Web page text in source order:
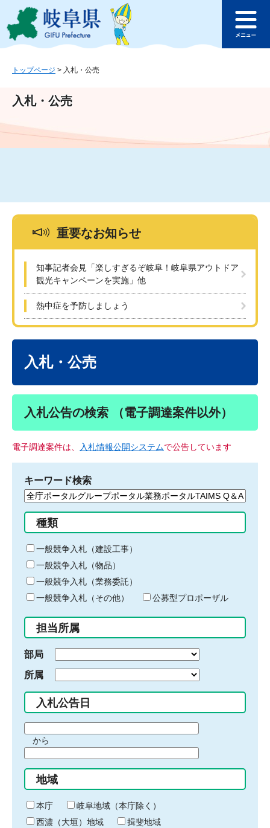
ジ
ュ
文
このページの本文へ
ュ
トップページ > 入札・公売
入札・公売
重要なお知らせ
知事記者会見「楽しすぎるぞ岐阜！岐阜県アウトドア
観光キャンペーンを実施」他
熱中症を予防しましょう
入札・公売
入札公告の検索 （電子調達案件以外）
電子調達案件は、 入札情報公開システムで公告しています
キーワード検索
検
る
キ
ー
ワ
ー
ド
入
力
種類
一般競争入札（建設工事）
一般競争入札（物品）
一般競争入札（業務委託）
一般競争入札（その他）
公募型プロポーザル
担当所属
部局
所属
入札公告日
間
始
り
から
間
終
わ
り
地域
本庁
岐阜地域（本庁除く）
西濃（大垣）地域
揖斐地域